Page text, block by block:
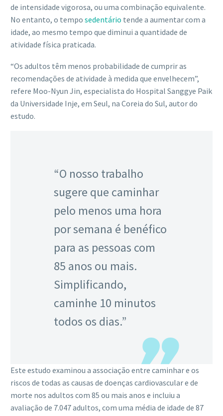
de intensidade vigorosa, ou uma combinação equivalente.
No entanto, o tempo sedentário tende a aumentar com a
idade, ao mesmo tempo que diminui a quantidade de
atividade física praticada.
“Os adultos têm menos probabilidade de cumprir as
recomendações de atividade à medida que envelhecem”,
refere Moo-Nyun Jin, especialista do Hospital Sanggye Paik
da Universidade Inje, em Seul, na Coreia do Sul, autor do
estudo.
“O nosso trabalho
sugere que caminhar
pelo menos uma hora
por semana é benéfico
para as pessoas com
85 anos ou mais.
Simplificando,
caminhe 10 minutos
todos os dias.”
Este estudo examinou a associação entre caminhar e os
riscos de todas as causas de doenças cardiovascular e de
morte nos adultos com 85 ou mais anos e incluiu a
avaliação de 7.047 adultos, com uma média de idade de 87